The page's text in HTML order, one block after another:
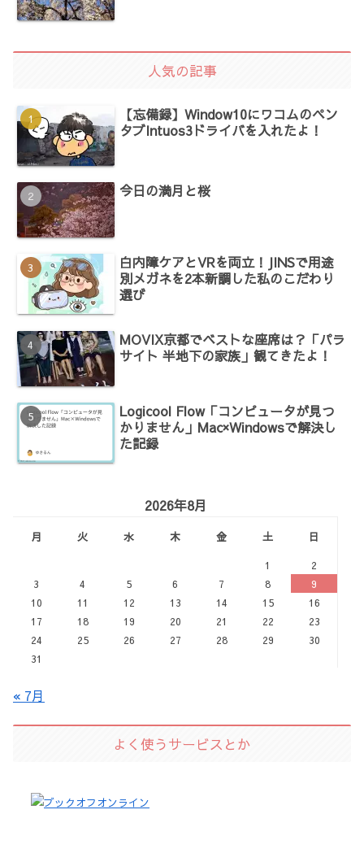
人気の記事
【忘備録】Window10にワコムのペン
タブIntuos3ドライバを入れたよ！
今日の満月と桜
白内障ケアとVRを両立！JINSで用途
別メガネを2本新調した私のこだわり
選び
MOVIX京都でベストな座席は？「パラ
サイト 半地下の家族」観てきたよ！
Logicool Flow「コンピュータが見つ
かりません」Mac×Windowsで解決し
た記録
2026年8月
月 火 水 木 金 土 日
1
2
3
4 5 6 7 8
9
10
11 12 13 14 15
16
17
18 19 20 21 22
23
24
25 26 27 28 29
30
31
« 7月
よく使うサービスとか